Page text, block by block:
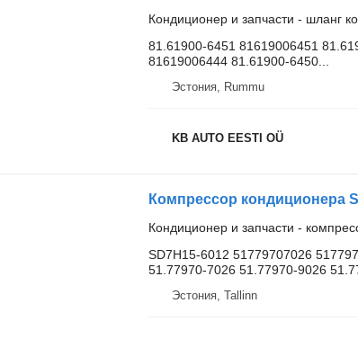
Кондиционер и запчасти - шланг
81.61900-6451 81619006451
81619006444 81.61900-6450...
Эстония, Rummu
KB AUTO EESTI OÜ
Кондиционер и запчасти -
SD7H15-6012 51779707026
51.77970-7026 51.77970-9026
Эстония, Tallinn